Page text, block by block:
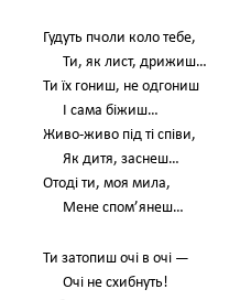
Гудуть пчоли коло тебе,
Ти, як лист, дрижиш…
Ти їх гониш, не одгониш
І сама біжиш…
Живо-живо під ті співи,
Як дитя, заснеш…
Отоді ти, моя мила,
Мене спом’янеш…
Ти затопиш очі в очі —
Очі не схибнуть!